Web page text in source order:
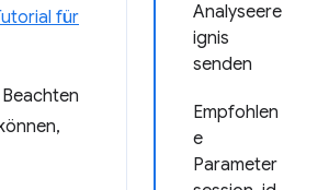
Analyseere
ignis
senden
Empfohlen
e
Parameter
für